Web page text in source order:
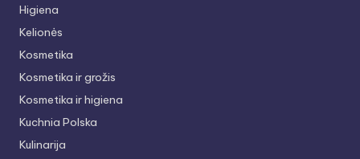
Higiena
Kelionės
Kosmetika
Kosmetika ir grožis
Kosmetika ir higiena
Kuchnia Polska
Kulinarija